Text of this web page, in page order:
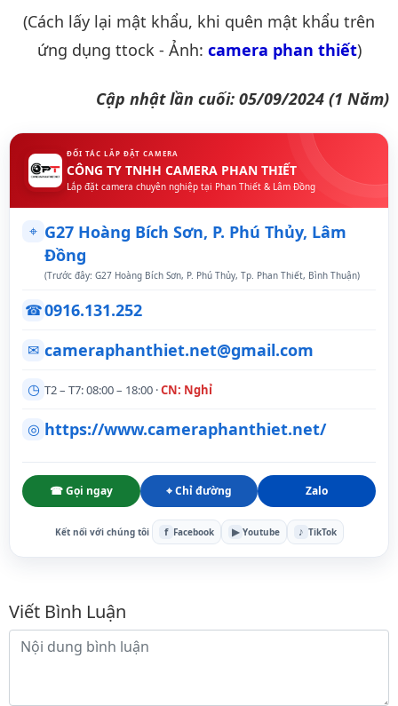
(Cách lấy lại mật khẩu, khi quên mật khẩu trên
ứng dụng ttock - Ảnh: camera phan thiết)
Cập nhật lần cuối: 05/09/2024 (1 Năm)
ĐỐI TÁC LẮP ĐẶT CAMERA
CÔNG TY TNHH CAMERA PHAN THIẾT
Lắp đặt camera chuyên nghiệp tại Phan Thiết & Lâm Đồng
⌖ G27 Hoàng Bích Sơn, P. Phú Thủy, Lâm
Đồng
(Trước đây: G27 Hoàng Bích Sơn, P. Phú Thủy, Tp. Phan Thiết, Bình Thuận)
☎0916.131.252
✉ cameraphanthiet.net@gmail.com
◷ T2 – T7: 08:00 – 18:00 ·CN: Nghỉ
◎ https://www.cameraphanthiet.net/
☎ Gọi ngay ⌖ Chỉ đường Zalo
Kết nối với chúng tôi f Facebook ▶ Youtube ♪ TikTok
Bình luận
Viết Bình Luận
Nội dung bình luận